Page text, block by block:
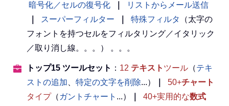
暗号化／セルの復号化
リストからメール送信
スーパーフィルター 特殊フィルタ
（太字の
フォントを持つセルをフィルタリング／イタリック
／取り消し線。。。） 。。。
トップ15 ツールセット ： 12 テキスト ツール （テキ
ストの追加
特定の文字を削除...） 50+チャート
タイプ（ ガントチャート ...） 40+実用的な数式